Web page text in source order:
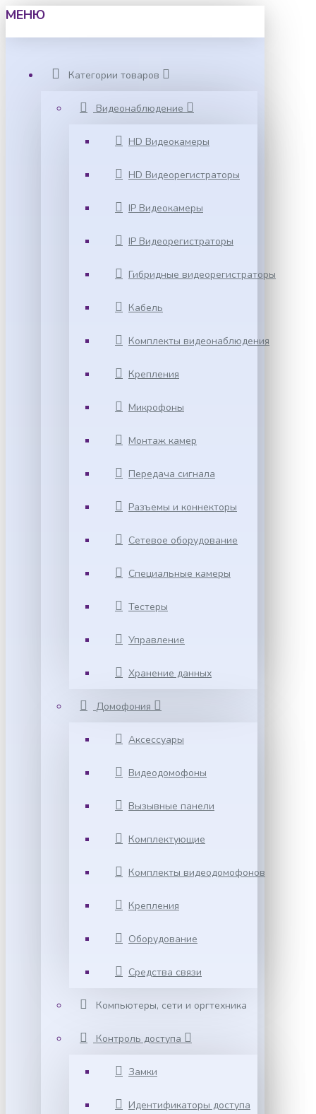
МЕНЮ
Категории товаров
Видеонаблюдение
HD Видеокамеры
HD Видеорегистраторы
IP Видеокамеры
IP Видеорегистраторы
Гибридные видеорегистраторы
Кабель
Комплекты видеонаблюдения
Крепления
Микрофоны
Монтаж камер
Передача сигнала
Разъемы и коннекторы
Сетевое оборудование
Специальные камеры
Тестеры
Управление
Хранение данных
Домофония
Аксессуары
Видеодомофоны
Вызывные панели
Комплектующие
Комплекты видеодомофонов
Крепления
Оборудование
Средства связи
Компьютеры, сети и оргтехника
Контроль доступа
Замки
Идентификаторы доступа